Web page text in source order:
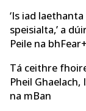
‘Is iad
speisialta,’ a
Peile na bhFear+
Tá ceithre
Pheil
na mBan